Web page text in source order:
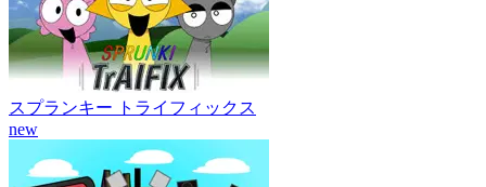
スプランキー トライフィックス
new